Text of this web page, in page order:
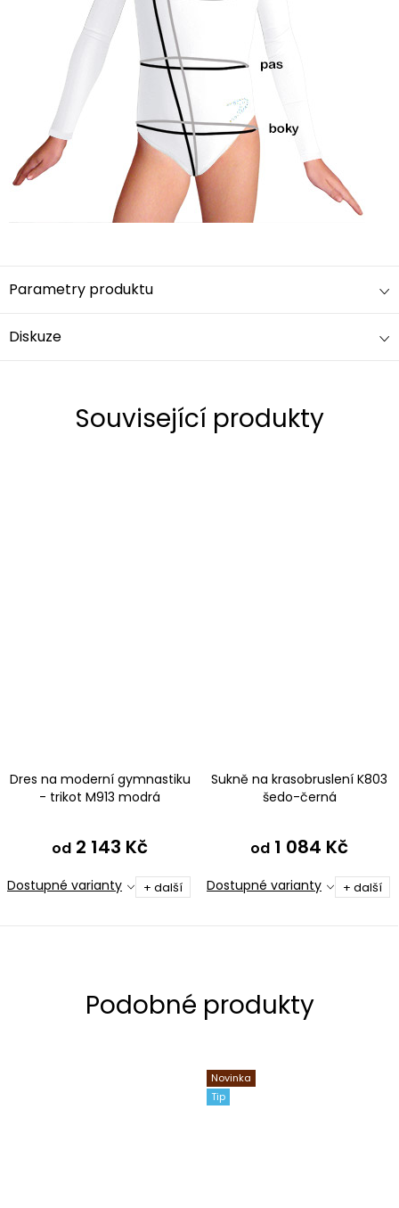
Parametry produktu
Diskuze
Související produkty
Dres na moderní gymnastiku
- trikot M913 modrá
od 2 143 Kč
Dostupné varianty + další
Sukně na krasobruslení K803
šedo-černá
od 1 084 Kč
Dostupné varianty + další
Novinka
Tip